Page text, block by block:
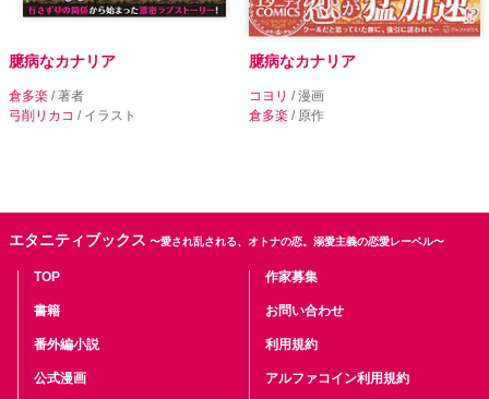
臆病なカナリア
倉多楽 / 著者
弓削リカコ / イラスト
臆病なカナリア
コヨリ / 漫画
倉多楽 / 原作
エタニティブックス 〜愛され乱される、オトナの恋。溺愛主義の恋愛レーベル〜
TOP
書籍
番外編小説
公式漫画
作家募集
お問い合わせ
利用規約
アルファコイン利用規約